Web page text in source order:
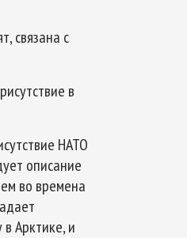
связана с
в
НАТО
описание
во времена
Арктике, и